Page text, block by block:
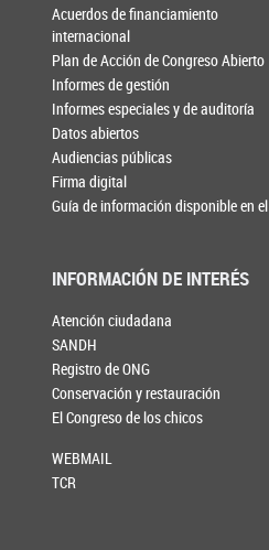
Acuerdos de financiamiento
internacional
Plan de Acción de Congreso Abierto
Informes de gestión
Informes especiales y de auditoría
Datos abiertos
Audiencias públicas
Firma digital
Guía de información disponible en
INFORMACIÓN DE INTERÉS
Atención ciudadana
SANDH
Registro de ONG
Conservación y restauración
El Congreso de los chicos
WEBMAIL
TCR